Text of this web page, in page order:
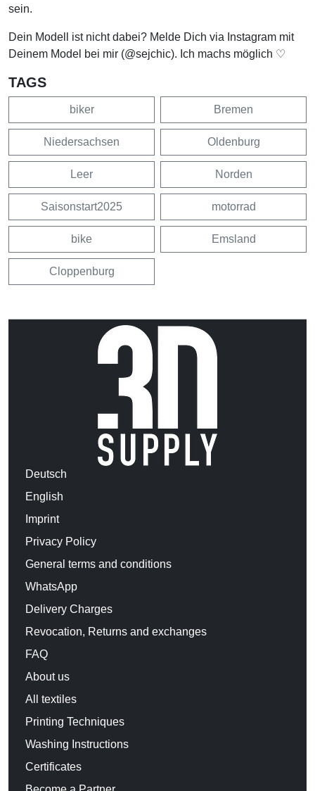
sein.
Dein Modell ist nicht dabei? Melde Dich via Instagram mit
Deinem Model bei mir (@sejchic). Ich machs möglich ♡
TAGS
biker Bremen
Niedersachsen Oldenburg
Leer Norden
Saisonstart2025 motorrad
bike Emsland
Cloppenburg
Deutsch
English
Imprint
Privacy Policy
General terms and conditions
WhatsApp
Delivery Charges
Revocation, Returns and exchanges
FAQ
About us
All textiles
Printing Techniques
Washing Instructions
Certificates